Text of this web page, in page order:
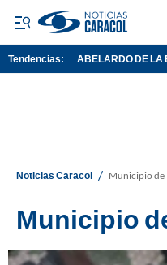
Tendencias: ABELARDO DE LA
Noticias Caracol / Municipio de
Municipio